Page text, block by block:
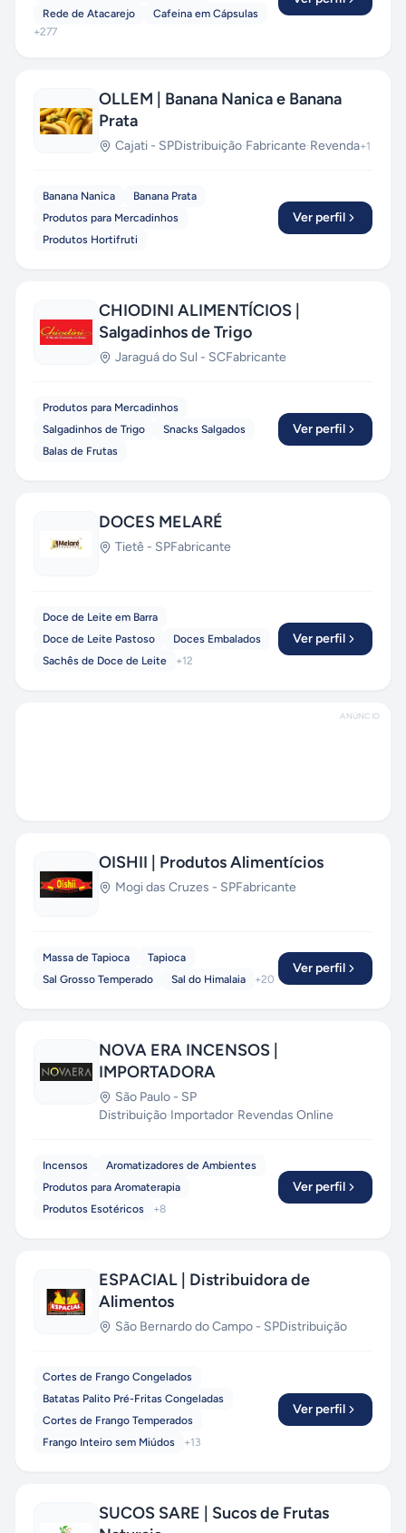
Rede de Atacarejo
Cafeina em Cápsulas
+277
OLLEM | Banana Nanica e Banana
Prata
Cajati - SPDistribuição·Fabricante·Revenda+1
Banana Nanica
Banana Prata
Produtos para Mercadinhos
Produtos Hortifruti
Ver perfil
CHIODINI ALIMENTÍCIOS |
Salgadinhos de Trigo
Jaraguá do Sul - SCFabricante
Produtos para Mercadinhos
Salgadinhos de Trigo
Snacks Salgados
Balas de Frutas
Ver perfil
DOCES MELARÉ
Tietê - SPFabricante
Doce de Leite em Barra
Doce de Leite Pastoso
Doces Embalados
Sachês de Doce de Leite
+12
Ver perfil
ANÚNCIO
OISHII | Produtos Alimentícios
Mogi das Cruzes - SPFabricante
Massa de Tapioca
Tapioca
Sal Grosso Temperado
Sal do Himalaia +20
Ver perfil
NOVA ERA INCENSOS |
IMPORTADORA
São Paulo - SP
Distribuição·Importador·Revendas Online
Incensos
Aromatizadores de Ambientes
Produtos para Aromaterapia
Produtos Esotéricos
+8
Ver perfil
ESPACIAL | Distribuidora de
Alimentos
São Bernardo do Campo - SPDistribuição
Cortes de Frango Congelados
Batatas Palito Pré-Fritas Congeladas
Cortes de Frango Temperados
Frango Inteiro sem Miúdos
+13
Ver perfil
SUCOS SARE | Sucos de Frutas